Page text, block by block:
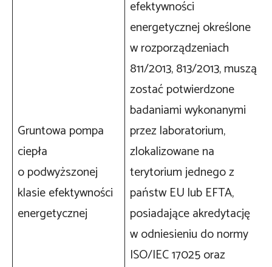
Gruntowa pompa
ciepła
o podwyższonej
klasie efektywności
energetycznej
efektywności
energetycznej określone
w rozporządzeniach
811/2013, 813/2013, muszą
zostać potwierdzone
badaniami wykonanymi
przez laboratorium,
zlokalizowane na
terytorium jednego z
państw EU lub EFTA,
posiadające akredytację
w odniesieniu do normy
ISO/IEC 17025 oraz